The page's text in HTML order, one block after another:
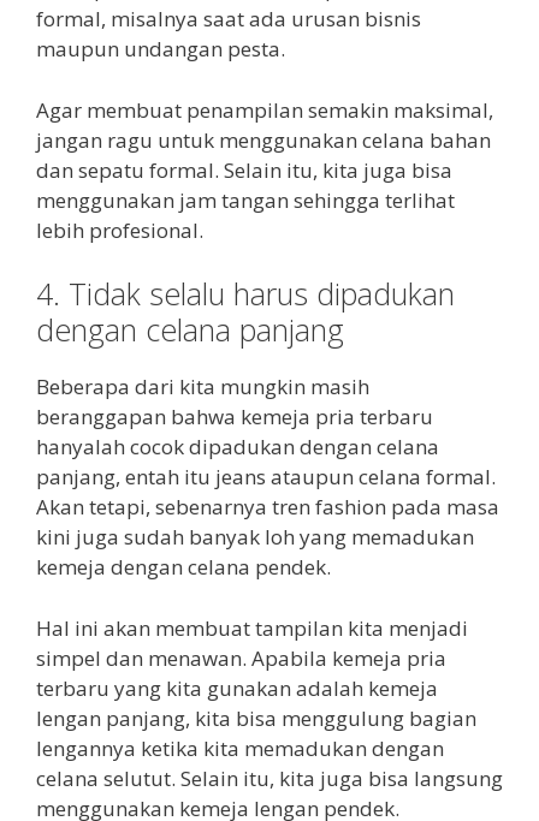
formal, misalnya saat ada urusan bisnis
maupun undangan pesta.
Agar membuat penampilan semakin maksimal,
jangan ragu untuk menggunakan celana bahan
dan sepatu formal. Selain itu, kita juga bisa
menggunakan jam tangan sehingga terlihat
lebih profesional.
4. Tidak selalu harus dipadukan
dengan celana panjang
Beberapa dari kita mungkin masih
beranggapan bahwa kemeja pria terbaru
hanyalah cocok dipadukan dengan celana
panjang, entah itu jeans ataupun celana formal.
Akan tetapi, sebenarnya tren fashion pada masa
kini juga sudah banyak loh yang memadukan
kemeja dengan celana pendek.
Hal ini akan membuat tampilan kita menjadi
simpel dan menawan. Apabila kemeja pria
terbaru yang kita gunakan adalah kemeja
lengan panjang, kita bisa menggulung bagian
lengannya ketika kita memadukan dengan
celana selutut. Selain itu, kita juga bisa langsung
menggunakan kemeja lengan pendek.